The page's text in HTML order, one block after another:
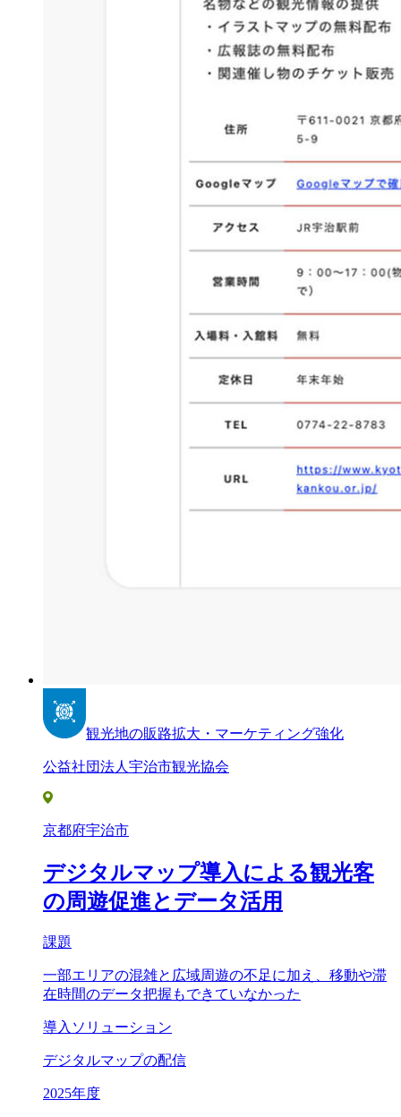
観光地の販路拡大・マーケティング強化
公益社団法人宇治市観光協会
京都府宇治市
デジタルマップ導入による観光客
の周遊促進とデータ活用
課題
一部エリアの混雑と広域周遊の不足に加え、移動や滞
在時間のデータ把握もできていなかった
導入ソリューション
デジタルマップの配信
2025年度